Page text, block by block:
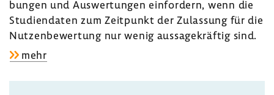
35a
SGB
V
keine
regu­
läre
Nutzen­
bungen und Auswer­tungen einfor­dern, wenn die
Studi­en­daten zum Zeit­punkt der Zulas­sung für die
Nutzen­be­wer­tung nur wenig aussa­ge­kräftig sind.
mehrzu:
dungs­